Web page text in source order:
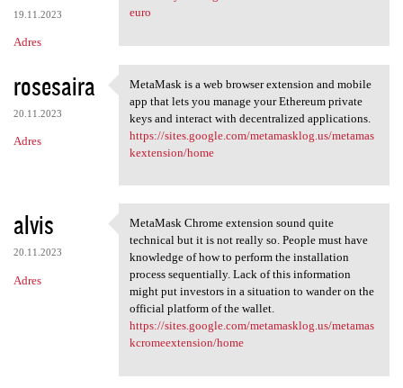
19.11.2023
Adres
euro
rosesaira
20.11.2023
Adres
MetaMask is a web browser
MetaMask is a web browser extension and mobile
app that lets you manage your Ethereum private
keys and interact with decentralized applications.
https://sites.google.com/metamasklog.us/metamas
kextension/home
alvis
20.11.2023
Adres
MetaMask Chrome extension
MetaMask Chrome extension sound quite
technical but it is not really so. People must have
knowledge of how to perform the installation
process sequentially. Lack of this information
might put investors in a situation to wander on the
official platform of the wallet.
https://sites.google.com/metamasklog.us/metamas
kcromeextension/home